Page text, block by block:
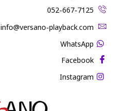
052-667-7125
‫info@versano-playback.com‬
WhatsApp
Facebook
Instagram